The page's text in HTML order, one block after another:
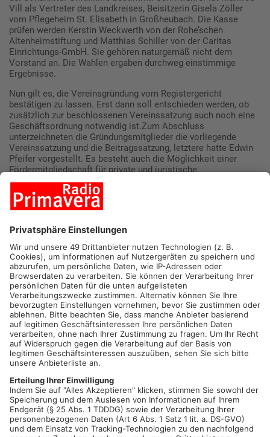
Vill als Vertreter des Landkreises, Beisitzerin Gisela Zöller
vom Pflegeheim St. Elisabeth in Großheubach. Die Kasse
prüfen werden Kerstin Weckwerth von der Rohe’schen
Altenheimstiftung und Matthias Schiller von der Caritas
Einrichtungs-GmbH. Sie gehören naturgemäß nicht dem
Vorstand an. Die Wahlen ergaben durchweg einstimmige
Ergebnisse.
Nun gilt es, die Vereinsgründung vom Registergericht
bestätigen zu lassen. Erst dann soll entschieden werden, ob
zusätzlich zur beschlossenen Vereinssatzung auch noch eine
Geschäftsordnung notwendig ist.Zum Abschluss
unterzeichneten die Gründungsmitglieder die vorliegende
Vereinssatzung und die Beitragssatzung, letztere hatte Edwin
Pfeifer vorgestellt. Es besteht auch die Möglichkeit einer
Fördermitgliedschaft für private und juristische
Personen.Heinrich Almritter übernahm den Part des
Schlusswortes und sprach seinen Dank aus. Er hofft, dass sie
BSA durch die Vereinsgründung nun weitere Mitglieder zum
Beitritt motivieren kann.
Quelle: PM Landratsamt Miltenberg
Mehr zum Thema